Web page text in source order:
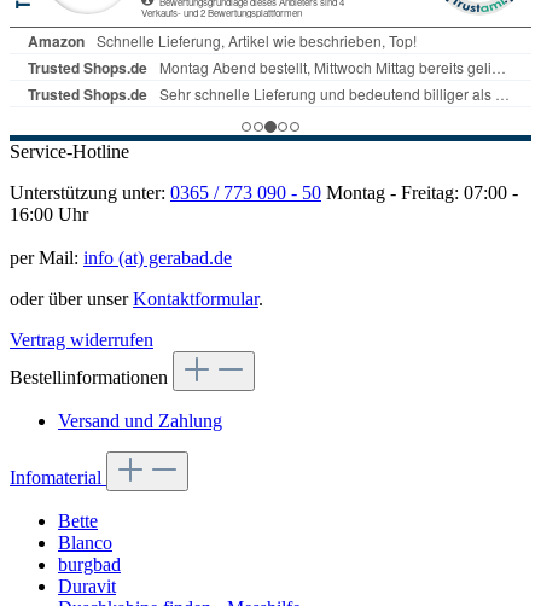
Service-Hotline
Unterstützung unter: 0365 / 773 090 - 50 Montag - Freitag: 07:00 -
16:00 Uhr
per Mail: info (at) gerabad.de
oder über unserKontaktformular.
Vertrag widerrufen
Bestellinformationen
Versand und Zahlung
Infomaterial
Bette
Blanco
burgbad
Duravit